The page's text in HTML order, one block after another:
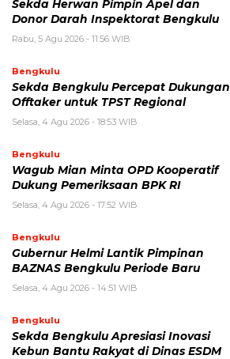
Sekda Herwan Pimpin Apel dan
Donor Darah Inspektorat Bengkulu
Rabu, 5 Agu 2026 - 11:56 WIB
Bengkulu
Sekda Bengkulu Percepat Dukungan
Offtaker untuk TPST Regional
Selasa, 4 Agu 2026 - 18:53 WIB
Bengkulu
Wagub Mian Minta OPD Kooperatif
Dukung Pemeriksaan BPK RI
Selasa, 4 Agu 2026 - 17:52 WIB
Bengkulu
Gubernur Helmi Lantik Pimpinan
BAZNAS Bengkulu Periode Baru
Selasa, 4 Agu 2026 - 14:51 WIB
Bengkulu
Sekda Bengkulu Apresiasi Inovasi
Kebun Bantu Rakyat di Dinas ESDM